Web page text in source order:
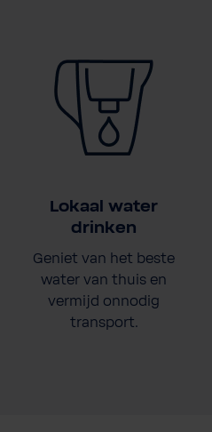
Lokaal water
drinken
Geniet van het beste
water van thuis en
vermijd onnodig
transport.